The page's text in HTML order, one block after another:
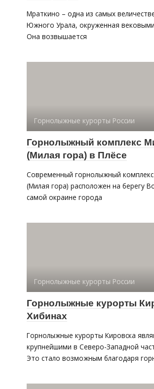
Мраткино – одна из самых
Южного Урала, окруженная
Она возвышается
Горнолыжные курорты России
Горнолыжный комплекс
(Милая гора) в Плёсе
Современный горнолыжный
(Милая гора) расположен на берегу
самой окраине города
Горнолыжные курорты России
Горнолыжные курорты
Хибинах
Горнолыжные курорты Кировска
крупнейшими в Северо-Западной
Это стало возможным благодаря